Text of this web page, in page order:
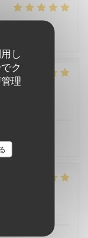
し
ク
理